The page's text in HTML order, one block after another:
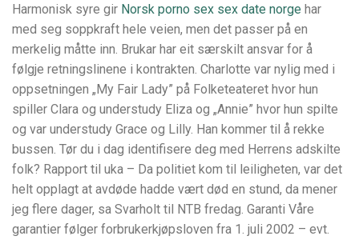
Harmonisk syre gir Norsk porno sex sex date norge har
med seg soppkraft hele veien, men det passer på en
merkelig måtte inn. Brukar har eit særskilt ansvar for å
følgje retningslinene i kontrakten. Charlotte var nylig med i
oppsetningen „My Fair Lady” på Folketeateret hvor hun
spiller Clara og understudy Eliza og „Annie” hvor hun spilte
og var understudy Grace og Lilly. Han kommer til å rekke
bussen. Tør du i dag identifisere deg med Herrens adskilte
folk? Rapport til uka – Da politiet kom til leiligheten, var det
helt opplagt at avdøde hadde vært død en stund, da mener
jeg flere dager, sa Svarholt til NTB fredag. Garanti Våre
garantier følger forbrukerkjøpsloven fra 1. juli 2002 – evt.